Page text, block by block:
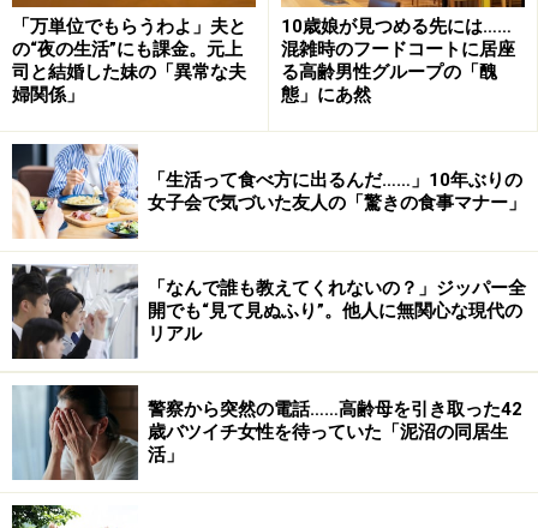
「万単位でもらうわよ」夫と
の“夜の生活”にも課金。元上
司と結婚した妹の「異常な夫
婦関係」
10歳娘が見つめる先には……
混雑時のフードコートに居座
る高齢男性グループの「醜
態」にあ然
「生活って食べ方に出るんだ……」10年ぶりの
女子会で気づいた友人の「驚きの食事マナー」
「なんで誰も教えてくれないの？」ジッパー全
開でも“見て見ぬふり”。他人に無関心な現代の
リアル
警察から突然の電話……高齢母を引き取った42
歳バツイチ女性を待っていた「泥沼の同居生
活」